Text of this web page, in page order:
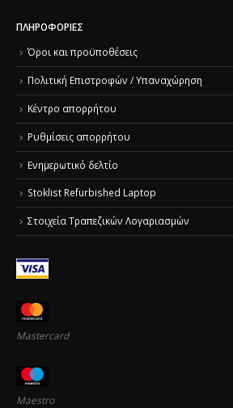
ΠΛΗΡΟΦΟΡΊΕΣ
Όροι και προϋποθέσεις
Πολιτική Επιστροφών / Υπαναχώρηση
Κέντρο απορρήτου
Ρυθμίσεις απορρήτου
Ενημερωτικό δελτίο
Stoklist Refurbished Laptop
Στοιχεία Τραπεζικών Λογαριασμών
Mastercard
Maestro